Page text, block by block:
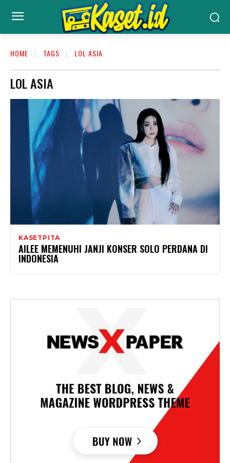
HOME TAGS LOL ASIA
LOL ASIA
KASETPITA
AILEE MEMENUHI JANJI KONSER SOLO PERDANA DI
INDONESIA